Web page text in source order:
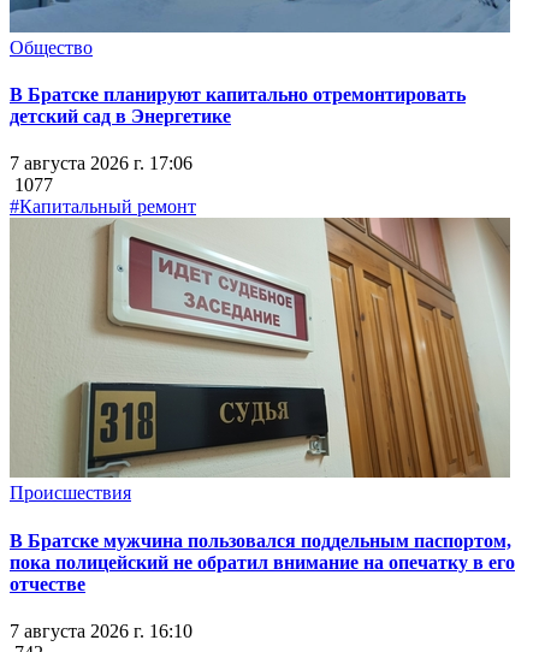
Общество
В Братске планируют капитально отремонтировать
детский сад в Энергетике
7 августа 2026 г. 17:06
1077
#Капитальный ремонт
Происшествия
В Братске мужчина пользовался поддельным паспортом,
пока полицейский не обратил внимание на опечатку в его
отчестве
7 августа 2026 г. 16:10